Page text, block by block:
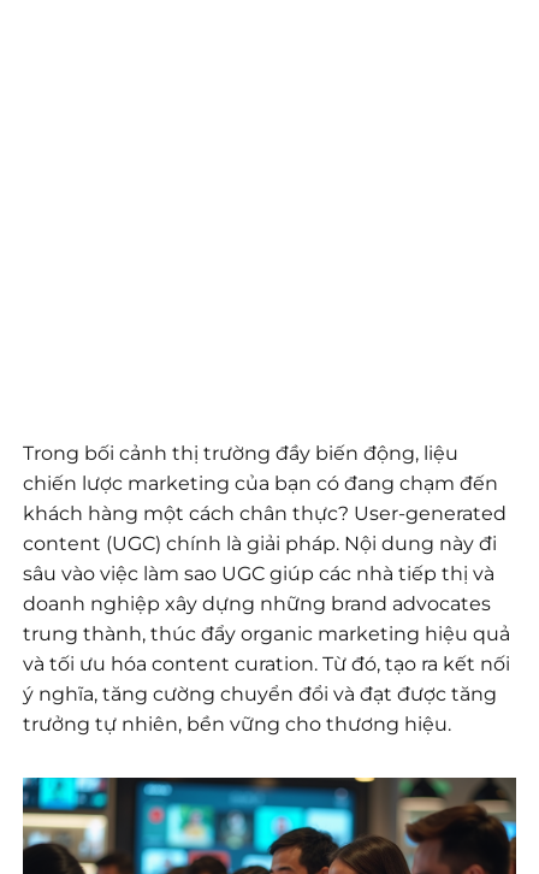
Trong bối cảnh thị trường đầy biến động, liệu
chiến lược marketing của bạn có đang chạm đến
khách hàng một cách chân thực? User-generated
content (UGC) chính là giải pháp. Nội dung này đi
sâu vào việc làm sao UGC giúp các nhà tiếp thị và
doanh nghiệp xây dựng những brand advocates
trung thành, thúc đẩy organic marketing hiệu quả
và tối ưu hóa content curation. Từ đó, tạo ra kết nối
ý nghĩa, tăng cường chuyển đổi và đạt được tăng
trưởng tự nhiên, bền vững cho thương hiệu.